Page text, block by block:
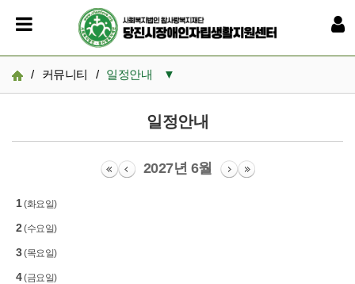
/ 커뮤니티 / 일정안내 ▼
상담게시판
갤러리
일정안내
2027년 6월
1(화요일)
2(수요일)
3(목요일)
4(금요일)